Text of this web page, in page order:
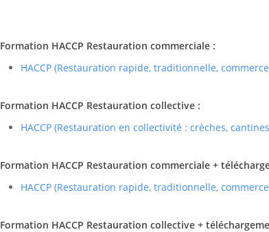
Formation HACCP Restauration commerciale :
HACCP (Restauration rapide, traditionnelle,
Formation HACCP Restauration collective :
HACCP (Restauration en collectivité : crèches,
Formation HACCP Restauration commerciale +
HACCP (Restauration rapide, traditionnelle,
Formation HACCP Restauration collective +